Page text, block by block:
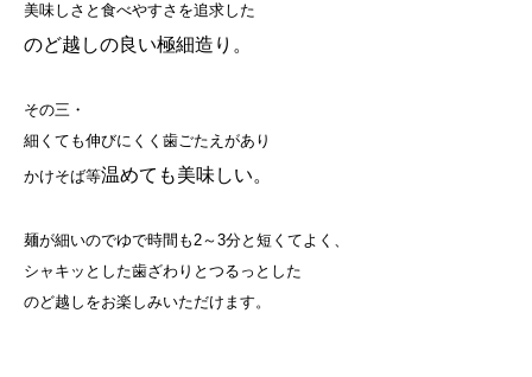
美味しさと食べやすさを追求した
のど越しの良い極細造り。
その三・
細くても伸びにくく歯ごたえがあり
かけそば等温めても美味しい。
麺が細いのでゆで時間も2～3分と短くてよく、
シャキッとした歯ざわりとつるっとした
のど越しをお楽しみいただけます。